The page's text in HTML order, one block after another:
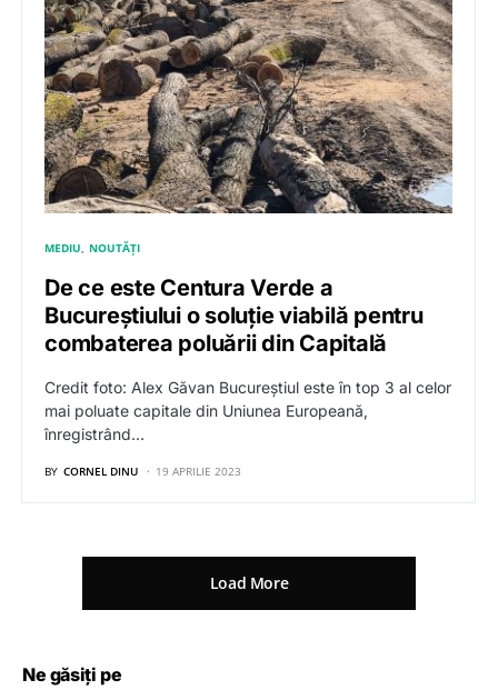
MEDIU NOUTĂȚI
De ce este Centura Verde a
Bucureștiului o soluție viabilă pentru
combaterea poluării din Capitală
Credit foto: Alex Găvan Bucureștiul este în top 3 al celor
mai poluate capitale din Uniunea Europeană,
înregistrând…
BY CORNEL DINU 19 APRILIE 2023
Load More
Ne găsiți pe